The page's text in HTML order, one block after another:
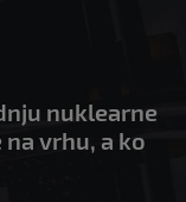
nuklearne
vrhu, a ko